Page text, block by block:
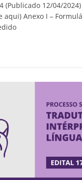
(Publicado 12/04/2024)
aqui) Anexo I –